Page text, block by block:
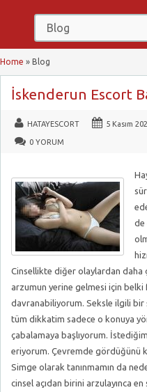
Home » Blog
İskenderun Escort
HATAYESCORT 5 Kasım
0 YORUM
de
Cinsellikte diğer olaylardan daha
arzumun yerine gelmesi için belki
davranabiliyorum. Seksle ilgili
tüm dikkatim sadece o konuya
çabalamaya başlıyorum.
eriyorum. Çevremde gördüğünü
Simge olarak tanınmamın da
cinsel açıdan birini arzulayınca